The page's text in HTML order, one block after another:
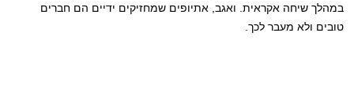
במהלך שיחה אקראית. ואגב, אתיופים שמחזיקים ידיים הם חברים
טובים ולא מעבר לכך.